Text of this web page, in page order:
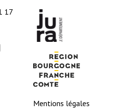
17
Mentions légales